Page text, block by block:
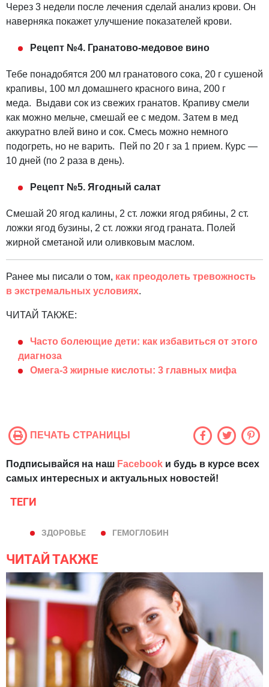
Через 3 недели после лечения сделай анализ крови. Он
наверняка покажет улучшение показателей крови.
Рецепт №4. Гранатово-медовое вино
Тебе понадобятся 200 мл гранатового сока, 20 г сушеной
крапивы, 100 мл домашнего красного вина, 200 г
меда. Выдави сок из свежих гранатов. Крапиву смели
как можно мельче, смешай ее с медом. Затем в мед
аккуратно влей вино и сок. Смесь можно немного
подогреть, но не варить. Пей по 20 г за 1 прием. Курс —
10 дней (по 2 раза в день).
Рецепт №5. Ягодный салат
Смешай 20 ягод калины, 2 ст. ложки ягод рябины, 2 ст.
ложки ягод бузины, 2 ст. ложки ягод граната. Полей
жирной сметаной или оливковым маслом.
Ранее мы писали о том, как преодолеть тревожность
в экстремальных условиях.
ЧИТАЙ ТАКЖЕ:
Часто болеющие дети: как избавиться от этого
диагноза
Омега-3 жирные кислоты: 3 главных мифа
ПЕЧАТЬ СТРАНИЦЫ
Подписывайся на наш Facebook и будь в курсе всех
самых интересных и актуальных новостей!
ТЕГИ
ЗДОРОВЬЕ ГЕМОГЛОБИН
ЧИТАЙ ТАКЖЕ